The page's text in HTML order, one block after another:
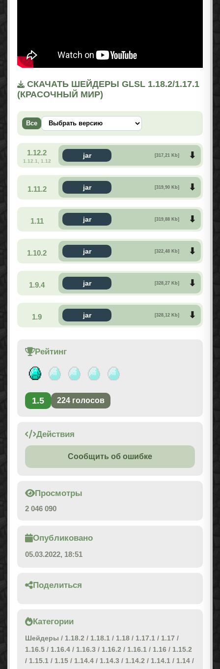
СКАЧАТЬ ШЕЙДЕРЫ GLSL 1.18.2/1.17.1
(КРАСОЧНЫЙ МИР)
Все
1.12.2
1.12.1, 1.12
jar [317,21 Kb]
1.11.2 jar [319,90 Kb]
1.11 jar [319,88 Kb]
1.10.2 jar [322,48 Kb]
1.9.4 jar [328,27 Kb]
1.9 jar [328,12 Kb]
Рейтинг
1.5 224 голосов
Действия
Сообщить об ошибке
Просмотры
2 046 090
Опубликовано
05.03.2022, 18:51
Поделиться
Категории
Шейдеры / 1.18.2 / 1.18.1 / 1.18 / 1.17.1 / 1.17 /
1.16.5 / 1.16.4 / 1.16.3 / 1.16.2 / 1.16.1 / 1.16 / 1.15.2
/ 1.15.1 / 1.15 / 1.14.4 / 1.14.3 / 1.14.2 / 1.14.1 / 1.14 /